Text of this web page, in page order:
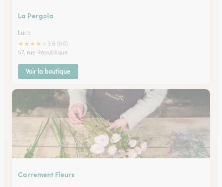
La Pergola
Luce
★★★★
3.6 (60)
57, rue République
Voir la boutique
Carrement Fleurs